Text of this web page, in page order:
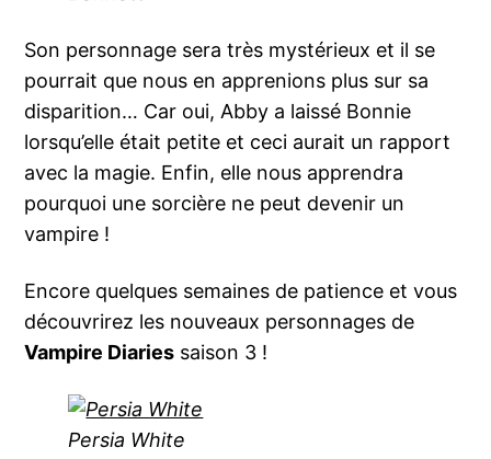
Son personnage sera très mystérieux et il se
pourrait que nous en apprenions plus sur sa
disparition… Car oui, Abby a laissé Bonnie
lorsqu’elle était petite et ceci aurait un rapport
avec la magie. Enfin, elle nous apprendra
pourquoi une sorcière ne peut devenir un
vampire !
Encore quelques semaines de patience et vous
découvrirez les nouveaux personnages de
Vampire Diaries saison 3 !
Persia White